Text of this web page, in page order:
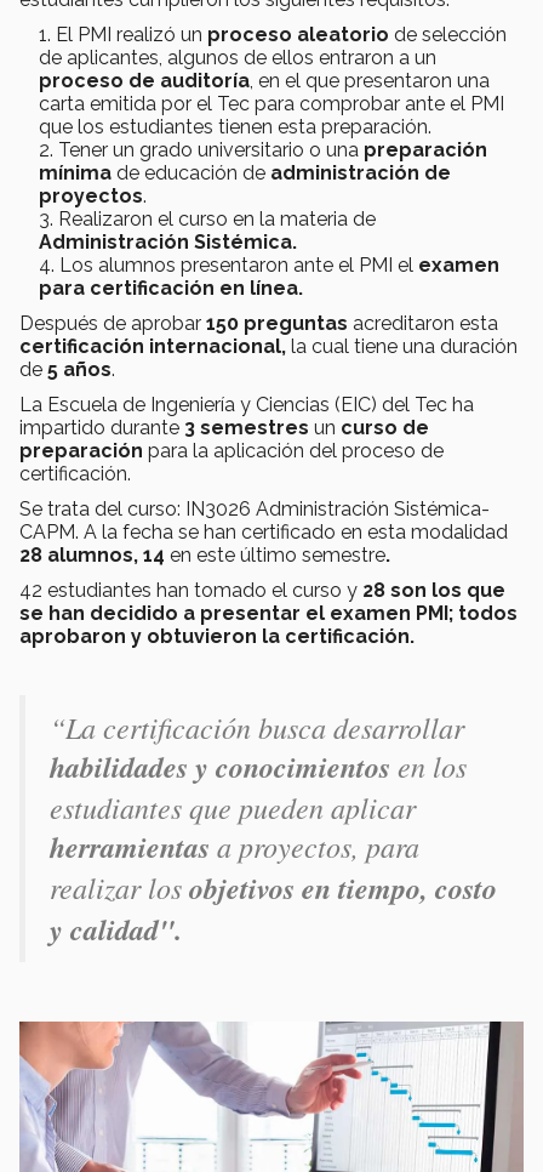
El PMI realizó un proceso aleatorio de selección
de aplicantes, algunos de ellos entraron a un
proceso de auditoría, en el que presentaron una
carta emitida por el Tec para comprobar ante el PMI
que los estudiantes tienen esta preparación.
Tener un grado universitario o una preparación
mínima de educación de administración de
proyectos.
Realizaron el curso en la materia de
Administración Sistémica.
Los alumnos presentaron ante el PMI el examen
para certificación en línea.
Después de aprobar 150 preguntas acreditaron esta
certificación internacional, la cual tiene una duración
de 5 años.
La Escuela de Ingeniería y Ciencias (EIC) del Tec ha
impartido durante 3 semestres un curso de
preparación para la aplicación del proceso de
certificación.
Se trata del curso: IN3026 Administración Sistémica-
CAPM. A la fecha se han certificado en esta modalidad
28 alumnos, 14 en este último semestre.
42 estudiantes han tomado el curso y 28 son los que
se han decidido a presentar el examen PMI; todos
aprobaron y obtuvieron la certificación.
“La certificación busca desarrollar
habilidades y conocimientos en los
estudiantes que pueden aplicar
herramientas a proyectos, para
realizar losobjetivos en tiempo, costo
y calidad".